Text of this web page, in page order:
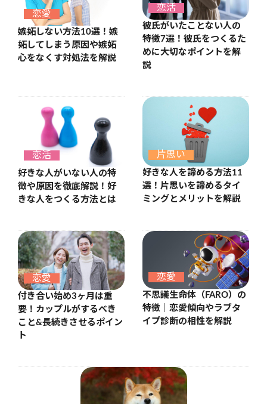
恋愛
嫉妬しない方法10選！嫉
妬してしまう原因や嫉妬
心をなくす対処法を解説
恋活
彼氏がいたことない人の
特徴7選！彼氏をつくるた
めに大切なポイントを解
説
恋活
好きな人がいない人の特
徴や原因を徹底解説！好
きな人をつくる方法とは
片思い
好きな人を諦める方法11
選！片思いを諦めるタイ
ミングとメリットを解説
恋愛
付き合い始め3ヶ月は重
要！カップルがするべき
こと&長続きさせるポイン
ト
恋愛
不思議生命体（FARO）の
特徴｜恋愛傾向やラブタ
イプ診断の相性を解説